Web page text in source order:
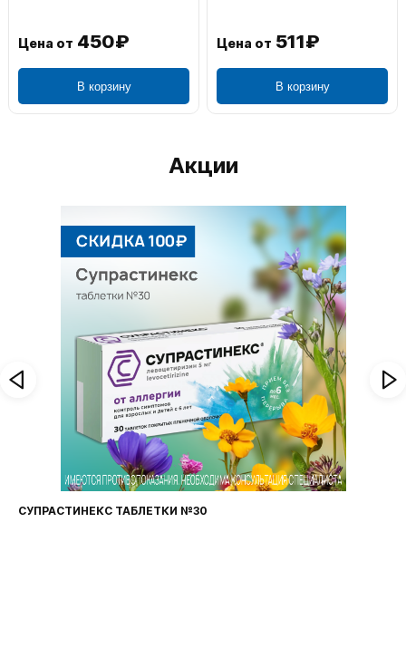
Цена от 450₽
В корзину
Цена от 511₽
В корзину
Акции
СУПРАСТИНЕКС ТАБЛЕТКИ №30